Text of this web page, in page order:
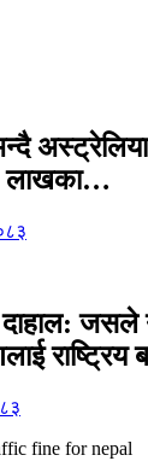
लाखका…
दाहाल: जसले